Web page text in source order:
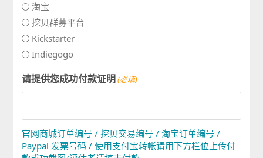
淘宝
挖贝群募平台
Kickstarter
Indiegogo
请提供您成功付款证明(必填)
官网商城订单编号 / 挖贝交易编号 / 淘宝订单编号 /
Paypal 发票号码 / 使用支付宝转帐请用下方栏位上传付